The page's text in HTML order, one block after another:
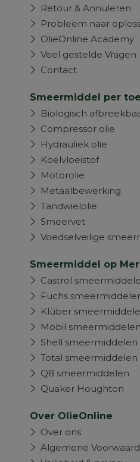
Retour & Annuleren
Probleem naar
OlieOnline Academy
Veel gestelde Vragen
Contact
Smeermiddel per
Biologisch
Compressor olie
Hydrauliek olie
Koelvloeistof
Motorolie
Metaalbewerking
Tandwielolie
Smeervet
Voedselveilige
Smeermiddel op
Castrol
Fuchs
Klüber
Mobil smeermiddelen
Shell smeermiddelen
Total smeermiddelen
Q8 smeermiddelen
Quaker Houghton
Over OlieOnline
Over ons
Algemene